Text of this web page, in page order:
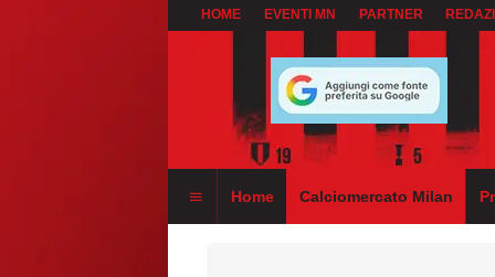
HOME EVENTI MN PARTNER
Home Calciomercato Milan